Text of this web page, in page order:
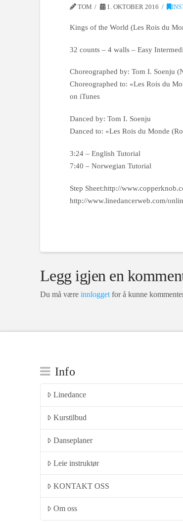
TOM 1. OKTOBER 2016
Kings of the World (Les Rois du
32 counts – 4 walls – Easy
Choreographed by: Tom I. Soenju
Choreographed to: «Les Rois du
on iTunes
Danced by: Tom I. Soenju
Danced to: «Les Rois du Monde
3:24 – English Tutorial
7:40 – Norwegian Tutorial
Step Sheet:http://
http://www.linedancerweb.com/
Legg igjen en
Du må være innloggetfor å kunne
Info
Linedance
Kurstilbud
Danseplaner
Leie instruktør
KONTAKT OSS
Om oss